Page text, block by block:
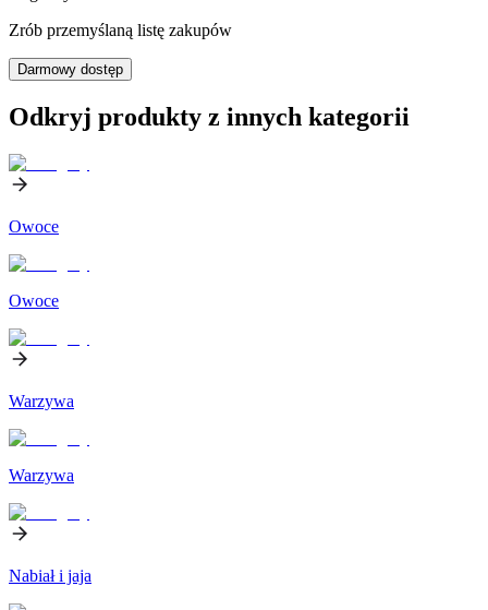
Zrób przemyślaną listę zakupów
Darmowy dostęp
Odkryj produkty z innych kategorii
Owoce
Owoce
Warzywa
Warzywa
Nabiał i jaja